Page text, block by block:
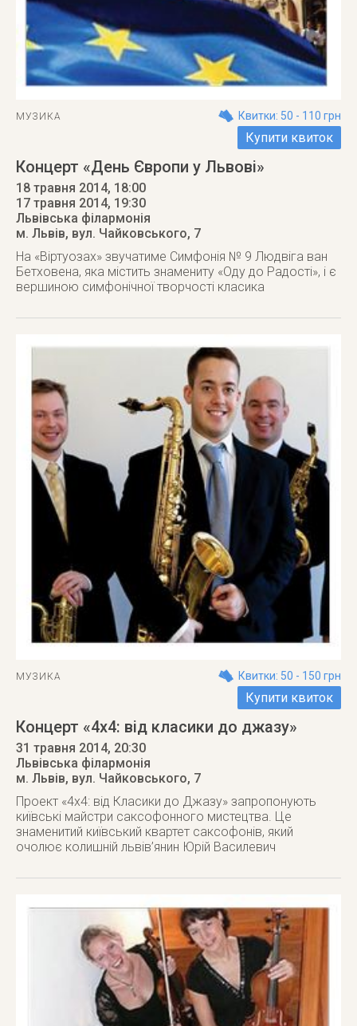
МУЗИКА Квитки: 50 - 110 грн
Купити квиток
Концерт «День Європи у Львові»
18 травня 2014, 18:00
17 травня 2014, 19:30
Львівська філармонія
м. Львів, вул. Чайковського, 7
На «Віртуозах» звучатиме Симфонія № 9 Людвіга ван
Бетховена, яка містить знамениту «Оду до Радості», і є
вершиною симфонічної творчості класика
МУЗИКА Квитки: 50 - 150 грн
Купити квиток
Концерт «4х4: від класики до джазу»
31 травня 2014, 20:30
Львівська філармонія
м. Львів, вул. Чайковського, 7
Проект «4х4: від Класики до Джазу» запропонують
київські майстри саксофонного мистецтва. Це
знаменитий київський квартет саксофонів, який
очолює колишній львів’янин Юрій Василевич